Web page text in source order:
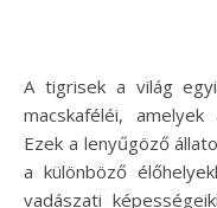
A tigrisek a világ egyik legimpozánsabb és legnagyobb
macskaféléi,
Ezek a lenyűgöző
a különböző
vadászati